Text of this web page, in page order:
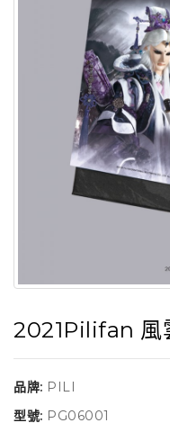
2021Pilifan 風
品牌: PILI
型號: PG06001